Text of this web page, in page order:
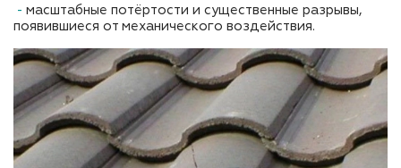
масштабные потёртости и существенные разрывы,
появившиеся от механического воздействия.